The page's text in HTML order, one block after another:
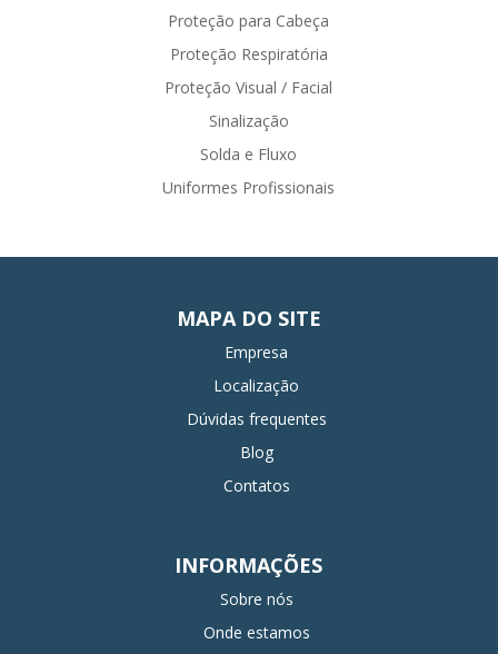
Proteção para Cabeça
Proteção Respiratória
Proteção Visual / Facial
Sinalização
Solda e Fluxo
Uniformes Profissionais
MAPA DO SITE
Empresa
Localização
Dúvidas frequentes
Blog
Contatos
INFORMAÇÕES
Sobre nós
Onde estamos